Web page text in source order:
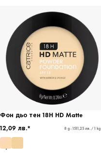
Фон дьо тен 18H HD Matte
12,09 лв.*
8 g - 1511,25 лв. / 1 kg